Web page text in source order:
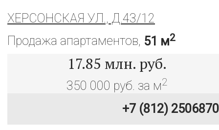
ХЕРСОНСКАЯ УЛ., Д.43/12
Продажа апартаментов, 51 м2
17.85 млн. руб.
350 000 руб. за м2
+7 (812) 2506870